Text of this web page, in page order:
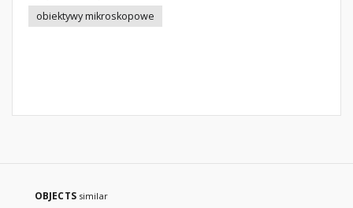
obiektywy mikroskopowe
OBJECTS similar